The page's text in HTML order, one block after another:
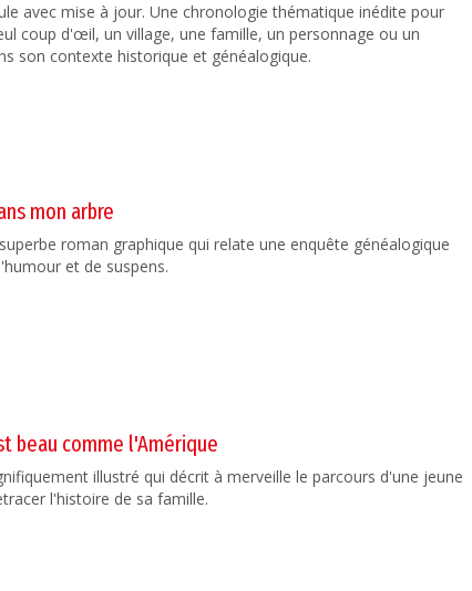
avec mise à jour. Une chronologie thématique inédite pour
coup d'œil, un village, une famille, un personnage ou un
son contexte historique et généalogique.
mon arbre
roman graphique qui relate une enquête généalogique
et de suspens.
beau comme l'Amérique
illustré qui décrit à merveille le parcours d'une jeune
l'histoire de sa famille.